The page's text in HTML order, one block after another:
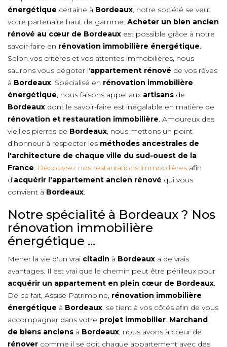
énergétique certaine à Bordeaux, notre société se veut
votre partenaire haut de gamme. Acheter un bien ancien
rénové au cœur de Bordeaux est possible grâce à notre
savoir-faire en rénovation immobilière énergétique.
Selon vos critères et vos attentes immobilières, nous
saurons vous dégoter l'appartement rénové de vos rêves
à Bordeaux. Spécialisé en rénovation immobilière
énergétique, nous faisons appel aux artisans de
Bordeaux dont le savoir-faire est inégalable en matière de
rénovation et restauration immobilière. Amoureux des
vieilles pierres de Bordeaux, nous mettons un point
d'honneur à respecter les méthodes ancestrales de
l'architecture de chaque ville du sud-ouest de la
France. Découvrez nos restaurations immobilières afin
d’acquérir l'appartement ancien rénové qui vous
convient à Bordeaux.
Notre spécialité à Bordeaux ? Nos
rénovation immobilière
énergétique ...
Mener la vie d'un vrai citadin à Bordeaux a de vrais
avantages. Il est vrai que le chemin peut être périlleux pour
acquérir un appartement en plein cœur de Bordeaux.
De ce fait, Assise Patrimoine, rénovation immobilière
énergétique à Bordeaux, se tient à vos côtés afin de vous
accompagner dans votre projet immobilier. Marchand
de biens anciens à Bordeaux, nous avons à cœur de
rénover comme il se doit chaque appartement avec des